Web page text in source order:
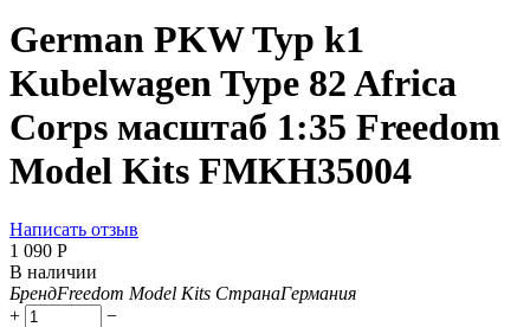
German PKW Typ k1
Kubelwagen Type 82 Africa
Corps масштаб 1:35 Freedom
Model Kits FMKH35004
Написать отзыв
1 090 Р
В наличии
БрендFreedom Model Kits СтранаГермания
+
−